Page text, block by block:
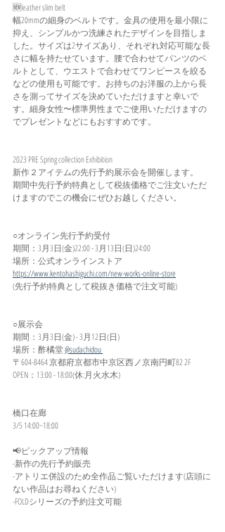
🆕leather slim belt
幅20mmの細身のベルトです。金具の使用を最小限に
抑え、シンプルかつ洗練されたデザインを目指しま
した。サイズは2サイズあり、それぞれ対応可能な長
さに幅を持たせています。腰で合わせてパンツのベ
ルトとして、ウエストで合わせてワンピースを絞る
などの使用も可能です。お持ちのお洋服の上から長
さを測ってサイズを決めていただけますと幸いで
す。細身女性〜標準男性までご使用いただけますの
でプレゼントなどにもおすすめです。
2023 PRE Spring collection Exhibition
新作２アイテムの先行予約展示会を開催します。
期間中先行予約特典として税抜価格でご注文いただ
けますのでこの機会にぜひお越しください。
○オンライン先行予約受付
期間：3月3日(金)22:00 - 3月13日(日)24:00
場所：公式オンラインストア
https://www.kentohashiguchi.com/new-works-online-store
(先行予約特典として税抜き価格で注文可能)
○展示会
期間：3月3日(金) - 3月12日(日)
場所：酢橘堂 @sudachidou
〒604-8464 京都府京都市中京区西ノ京南円町82 2F
OPEN：13:00 - 18:00(休:月火水木)
橋口在廊
3/5 14:00~18:00
📢ピックアップ情報
-新作の先行予約販売
-アトリエ併設のため全作品ご覧いただけます(店頭に
ない作品はお尋ねください)
-FOLDシリーズの予約注文可能